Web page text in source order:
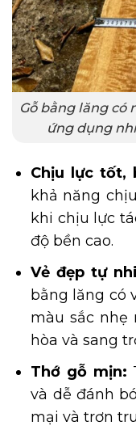
Gỗ bằng lăng có
ứng dụng
Chịu lực tốt,
khả năng
khi chịu lực
độ bền cao.
Vẻ đẹp tự
bằng lăng có
màu sắc nhẹ
hòa và sang
Thớ gỗ mịn:
và dễ đánh
mại và trơn